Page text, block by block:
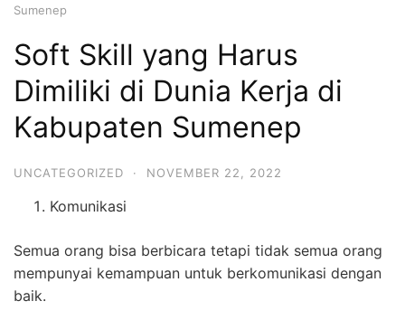
Sumenep
Soft Skill yang Harus
Dimiliki di Dunia Kerja di
Kabupaten Sumenep
UNCATEGORIZED · NOVEMBER 22, 2022
Komunikasi
Semua orang bisa berbicara tetapi tidak semua orang
mempunyai kemampuan untuk berkomunikasi dengan
baik.